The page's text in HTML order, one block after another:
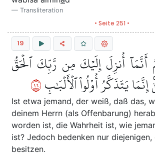
Transliteration
• Seite 251 •
19
أُنزِلَ إِلَيۡكَ مِن رَّبِّكَ ٱلۡحَقُّ
يَتَذَكَّرُ أُوْلُواْ ٱلۡأَلۡبَٰبِ٩١
Ist etwa jemand, der weiß, daß das,
deinem Herrn (als Offenbarung)
worden ist, die Wahrheit ist, wie
ist? Jedoch bedenken nur diejenigen,
besitzen.